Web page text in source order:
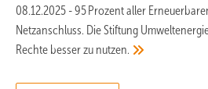
08.12.2025 -95 Prozent aller
Netzanschluss. Die Stiftung
Rechte besser zu nutzen.